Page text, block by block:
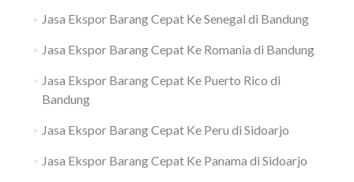
Jasa Ekspor Barang Cepat Ke Senegal di Bandung
Jasa Ekspor Barang Cepat Ke Romania di Bandung
Jasa Ekspor Barang Cepat Ke Puerto Rico di
Bandung
Jasa Ekspor Barang Cepat Ke Peru di Sidoarjo
Jasa Ekspor Barang Cepat Ke Panama di Sidoarjo